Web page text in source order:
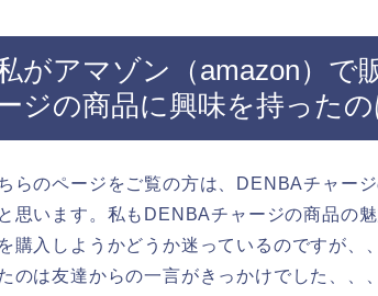
がアマゾン（amazon）で
ジの商品に興味を持った
らのページをご覧の方は、DENBAチャー
思います。私もDENBAチャージの商品の
購入しようかどうか迷っているのですが
のは友達からの一言がきっかけでした、、、